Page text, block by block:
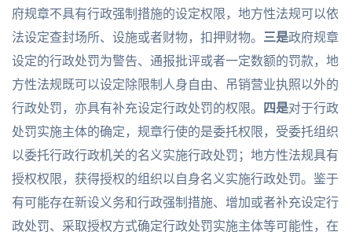
府规章不具有行政强制措施的设定权限，地方性法规可以依
法设定查封场所、设施或者财物，扣押财物。 三是政府规章
设定的行政处罚为警告、通报批评或者一定数额的罚款，地
方性法规既可以设定除限制人身自由、吊销营业执照以外的
行政处罚，亦具有补充设定行政处罚的权限。 四是对于行政
处罚实施主体的确定，规章行使的是委托权限，受委托组织
以委托行政行政机关的名义实施行政处罚；地方性法规具有
授权权限，获得授权的组织以自身名义实施行政处罚。鉴于
有可能存在新设义务和行政强制措施、增加或者补充设定行
政处罚、采取授权方式确定行政处罚实施主体等可能性，在